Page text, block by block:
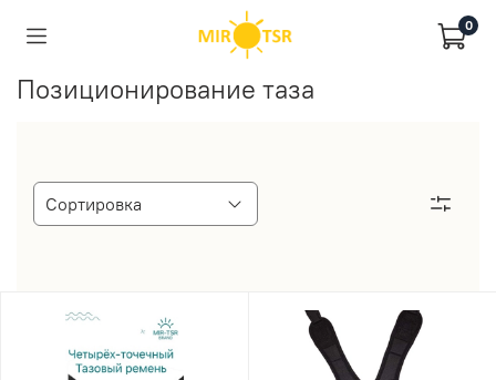
0
Позиционирование таза